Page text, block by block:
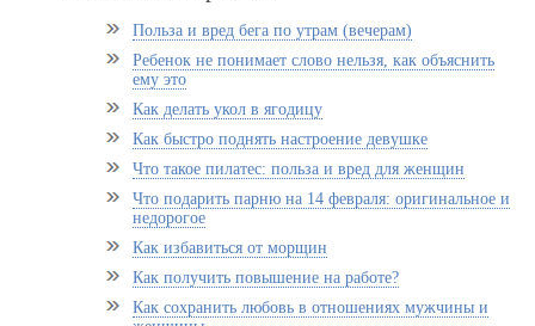
Польза и вред бега по утрам (вечерам)
Ребенок не понимает слово нельзя, как объяснить
ему это
Как делать укол в ягодицу
Как быстро поднять настроение девушке
Что такое пилатес: польза и вред для женщин
Что подарить парню на 14 февраля: оригинальное и
недорогое
Как избавиться от морщин
Как получить повышение на работе?
Как сохранить любовь в отношениях мужчины и